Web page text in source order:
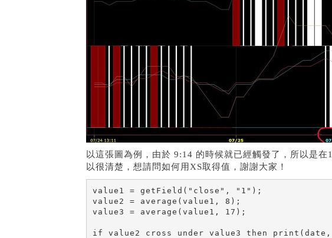
以這張圖為例，由於 9:14 的時候就已經觸發了，所以是
以很清楚，想請問如何用XS取得值，謝謝大家！
value1 = getField("close", "1");
value2 = average(value1, 8);
value3 = average(value1, 17);
if value2 cross under value3 then